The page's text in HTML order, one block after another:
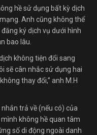
hề sử dụng bất kỳ dịch
Anh cũng không thể
ký dịch vụ dưới hình
bao lâu.
không tiện đổi sang
sẽ cân nhắc sử dụng hai
thay đổi,” anh M.H
trả về (nếu có) của
không hề quan tâm
số di động ngoài danh